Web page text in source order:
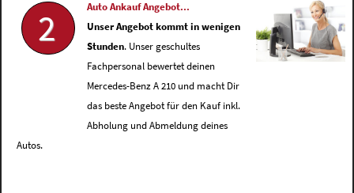
2
Auto Ankauf Angebot...
Unser Angebot kommt in wenigen
Stunden. Unser geschultes
Fachpersonal bewertet deinen
Mercedes-Benz A 210 und macht Dir
das beste Angebot für den Kauf inkl.
Abholung und Abmeldung deines
Autos.